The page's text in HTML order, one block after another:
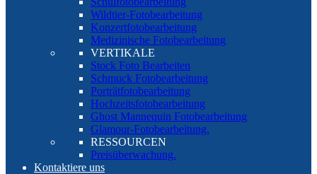
Wildtier-Fotobearbeitung
Konzertfotobearbeitung
Medizinische Fotobearbeitung
VERTIKALE
Stock Foto Bearbeiten
Schmuck Fotobearbeitung
Porträtfotobearbeitung
Hochzeitsfotobearbeitung
Ghost Mannequin Fotobearbeitung
Glamour-Fotobearbeitung.
RESSOURCEN
Preisüberwachung.
Kontaktiere uns